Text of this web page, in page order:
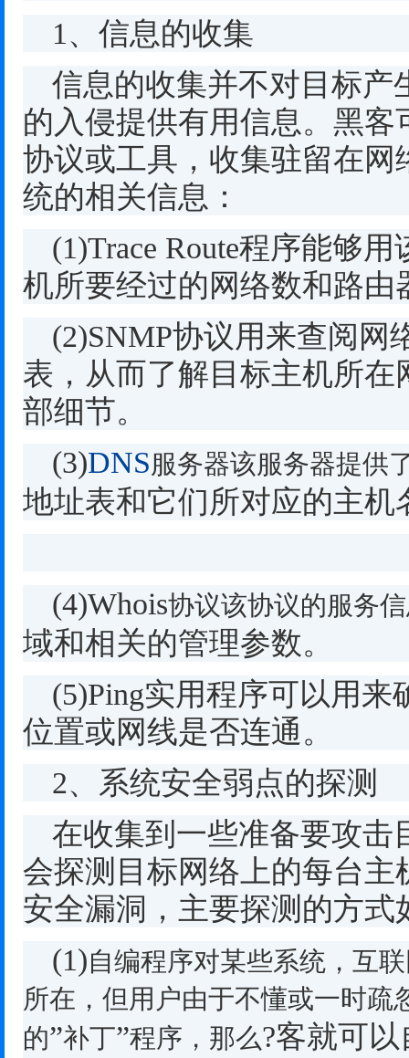
1、信息的收集
信息的收集并不对目标产
的入侵提供有用信息。黑
协议或工具，收集驻留在网
统的相关信息：
(1)Trace Route程序能够用
机所要经过的网络数和路由
(2)SNMP协议用来查阅网
表，从而了解目标主机所
部细节。
(3)DNS服务器该服务器提供
地址表和它们所对应的主机
(4)Whois协议该协议的服务
域和相关的管理参数。
(5)Ping实用程序可以用来
位置或网线是否连通。
2、系统安全弱点的探测
在收集到一些准备要攻击
会探测目标网络上的每台
安全漏洞，主要探测的方式
(1)自编程序对某些系统，互
所在，但用户由于不懂或一时疏
的”补丁”程序，那么?客就可